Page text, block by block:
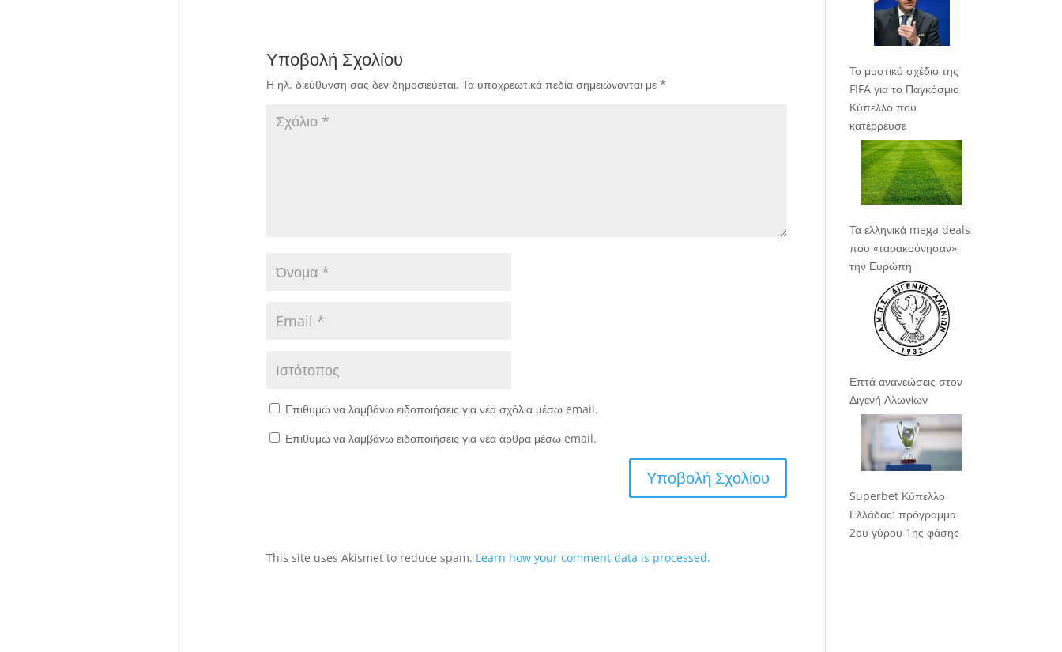
Υποβολή Σχολίου
Η ηλ. διεύθυνση σας δεν δημοσιεύεται. Τα υποχρεωτικά πεδία σημειώνονται με *
Επιθυμώ να λαμβάνω ειδοποιήσεις για νέα σχόλια μέσω email.
Επιθυμώ να λαμβάνω ειδοποιήσεις για νέα άρθρα μέσω email.
This site uses Akismet to reduce spam. Learn how your comment data is processed.
Το μυστικό σχέδιο της
FIFA για το Παγκόσμιο
Κύπελλο που
κατέρρευσε
Τα ελληνικά mega deals
που «ταρακούνησαν»
την Ευρώπη
Επτά ανανεώσεις στον
Διγενή Αλωνίων
Superbet Κύπελλο
Ελλάδας: πρόγραμμα
2ου γύρου 1ης φάσης